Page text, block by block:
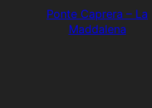
Ponte Caprera – La
Maddalena